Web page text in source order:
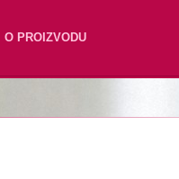
O PROIZVODU